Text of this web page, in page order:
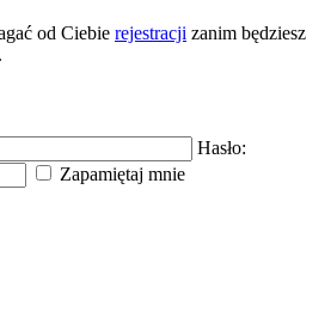
od Ciebie rejestracji zanim będziesz
Hasło:
Zapamiętaj mnie